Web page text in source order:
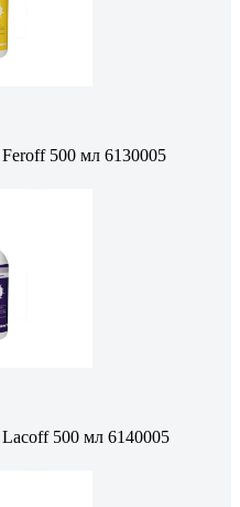
500 мл 6130005
500 мл 6140005